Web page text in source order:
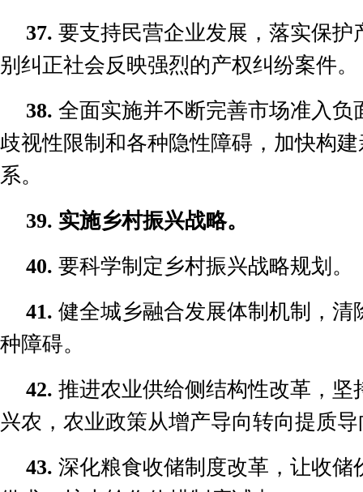
37. 要支持民营企业发展，落实保护
别纠正社会反映强烈的产权纠纷案件。
38. 全面实施并不断完善市场准入负
歧视性限制和各种隐性障碍，加快构
系。
39. 实施乡村振兴战略。
40. 要科学制定乡村振兴战略规划。
41. 健全城乡融合发展体制机制，清
种障碍。
42. 推进农业供给侧结构性改革，坚
兴农，农业政策从增产导向转向提质
43. 深化粮食收储制度改革，让收储